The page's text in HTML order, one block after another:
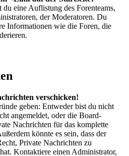
eine Auflistung des Forenteams,
der Moderatoren. Du
Informationen wie die Foren, die
verschicken!
geben: Entweder bist du nicht
angemeldet, oder die Board-
Nachrichten für das komplette
könnte es sein, dass der
Private Nachrichten zu
Kontaktiere einen Administrator,